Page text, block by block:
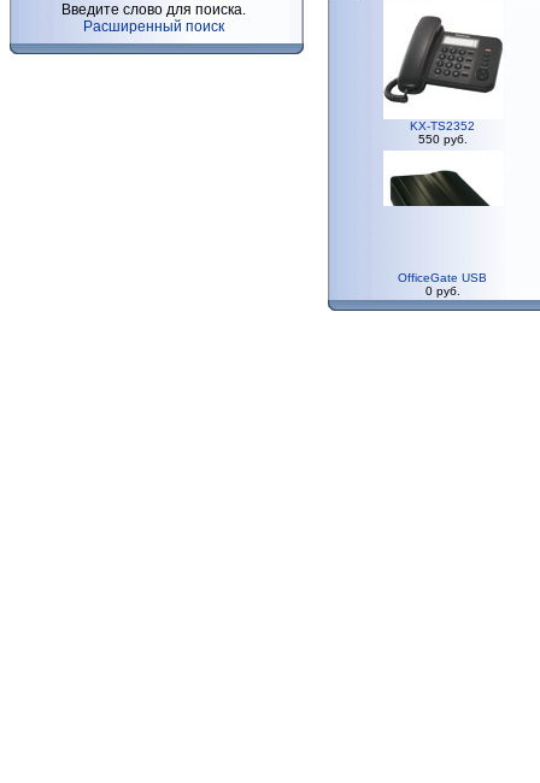
Введите слово для поиска.
Расширенный поиск
KX-TS2352
550 руб.
OfficeGate USB
0 руб.